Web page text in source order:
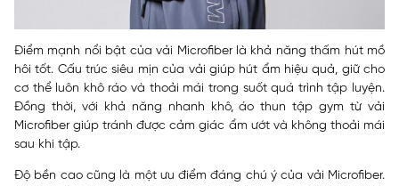
Điểm mạnh nổi bật của vải Microfiber là khả năng thấm hút mồ
hôi tốt. Cấu trúc siêu mịn của vải giúp hút ẩm hiệu quả, giữ cho
cơ thể luôn khô ráo và thoải mái trong suốt quá trình tập luyện.
Đồng thời, với khả năng nhanh khô, áo thun tập gym từ vải
Microfiber giúp tránh được cảm giác ẩm ướt và không thoải mái
sau khi tập.
Độ bền cao cũng là một ưu điểm đáng chú ý của vải Microfiber.